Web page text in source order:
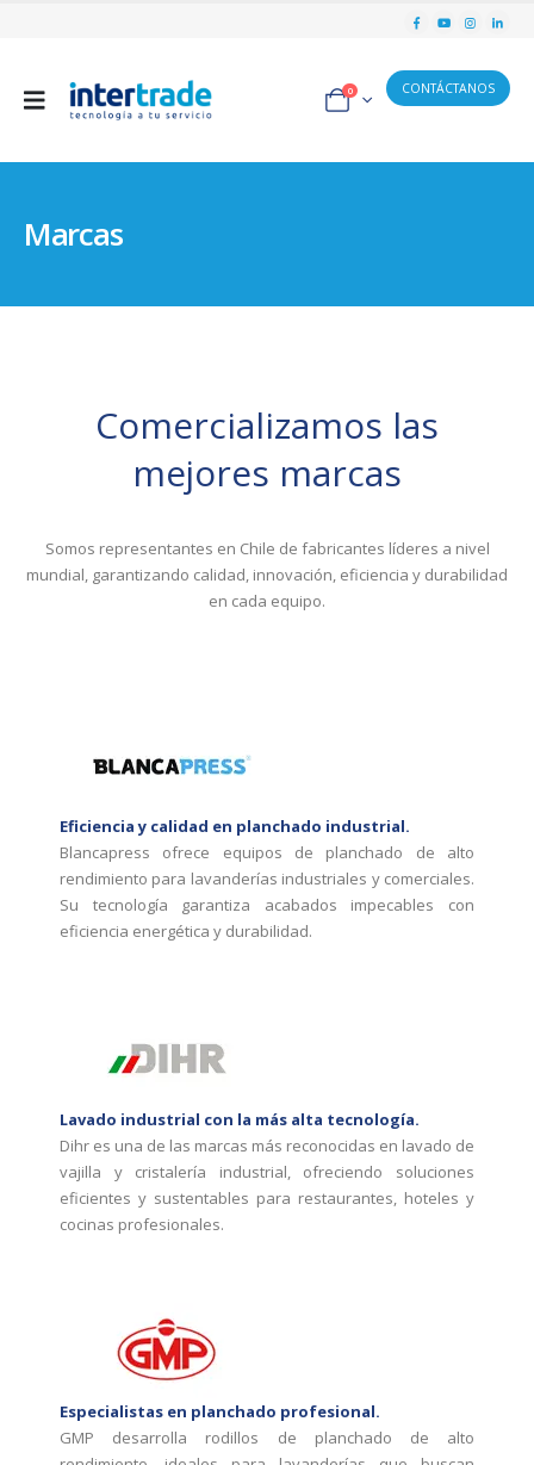
0 CONTÁCTANOS
Marcas
Comercializamos las
mejores marcas
Somos representantes en Chile de fabricantes líderes a nivel
mundial, garantizando calidad, innovación, eficiencia y durabilidad
en cada equipo.
Eficiencia y calidad en planchado industrial.
Blancapress ofrece equipos de planchado de alto
rendimiento para lavanderías industriales y comerciales.
Su tecnología garantiza acabados impecables con
eficiencia energética y durabilidad.
Lavado industrial con la más alta tecnología.
Dihr es una de las marcas más reconocidas en lavado de
vajilla y cristalería industrial, ofreciendo soluciones
eficientes y sustentables para restaurantes, hoteles y
cocinas profesionales.
Especialistas en planchado profesional.
GMP desarrolla rodillos de planchado de alto